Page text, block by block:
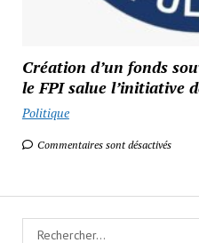
Création d’un fonds
le FPI salue l’initiative
Politique
Commentaires sont désactivés